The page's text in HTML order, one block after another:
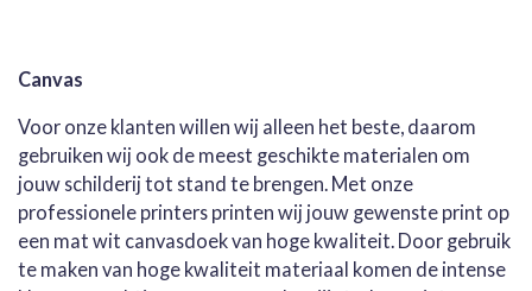
Canvas
Voor onze klanten willen wij alleen het beste, daarom
gebruiken wij ook de meest geschikte materialen om
jouw schilderij tot stand te brengen. Met onze
professionele printers printen wij jouw gewenste print op
een mat wit canvasdoek van hoge kwaliteit. Door gebruik
te maken van hoge kwaliteit materiaal komen de intense